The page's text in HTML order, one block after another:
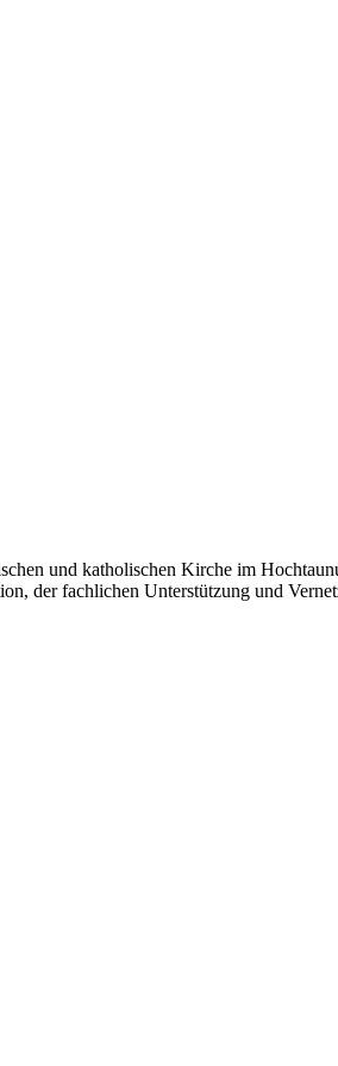
und katholischen Kirche im
der fachlichen Unterstützung und